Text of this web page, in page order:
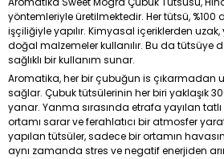
yöntemleriyle üretilmektedir. Her tütsü, %100
işçiliğiyle yapılır. Kimyasal içeriklerden
doğal malzemeler kullanılır. Bu da tütsüye
sağlıklı bir kullanım sunar.
Aromatika, her bir çubuğun is çıkarmadan
sağlar. Çubuk tütsülerinin her biri yaklaşık
yanar. Yanma sırasında etrafa yayılan
ortamı sarar ve ferahlatıcı bir atmosfer
yapılan tütsüler, sadece bir ortamın
aynı zamanda stres ve negatif enerjiden